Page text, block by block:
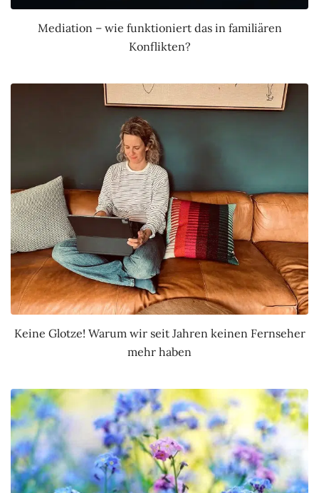
Mediation – wie funktioniert das in familiären
Konflikten?
Keine Glotze! Warum wir seit Jahren keinen Fernseher
mehr haben